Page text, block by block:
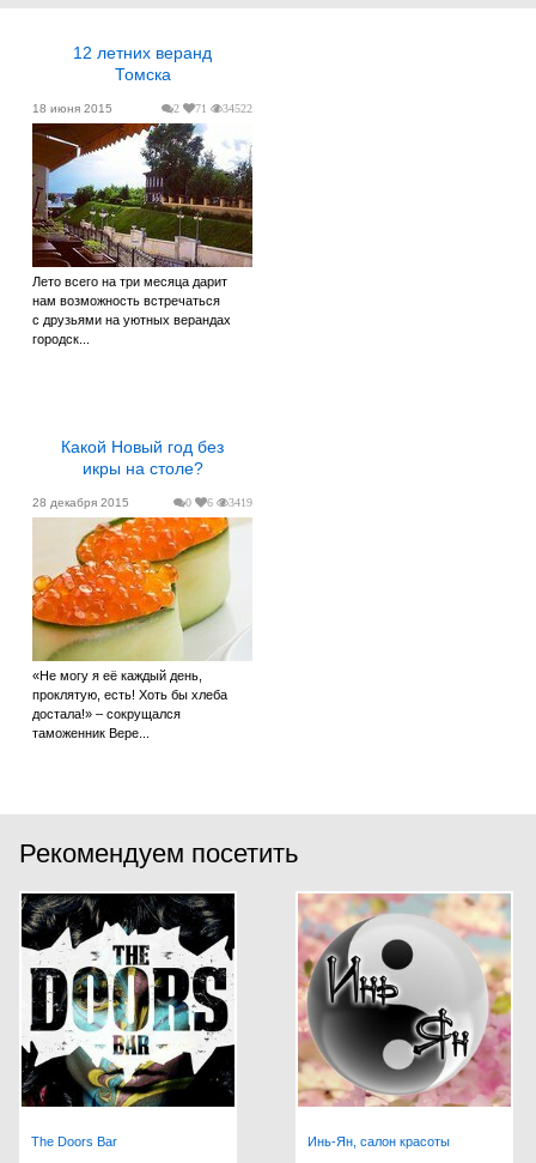
12 летних веранд
Томска
2 71 34522
18 июня 2015
Лето всего на три месяца дарит
нам возможность встречаться
с друзьями на уютных верандах
городск...
Какой Новый год без
икры на столе?
0 6 3419
28 декабря 2015
«Не могу я её каждый день,
проклятую, есть! Хоть бы хлеба
достала!» – сокрущался
таможенник Вере...
Рекомендуем посетить
The Doors Bar Инь-Ян, салон красоты